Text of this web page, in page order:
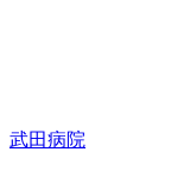
武田病院